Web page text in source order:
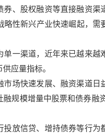
券、股权融资等直接融资
略性新兴产业快速崛起，
单一渠道，近年来已越来
应量指标。
市场快速发展、融资渠道
融规模增量中股票和债券
投放信贷、增持债券等行